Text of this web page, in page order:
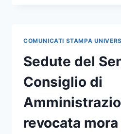
COMUNICATI STAMPA
Sedute del
Consiglio di
revocata